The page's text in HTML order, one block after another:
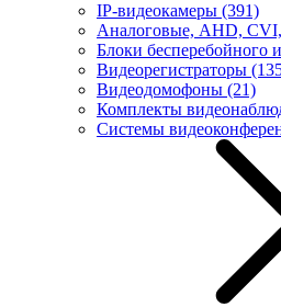
IP-видеокамеры (391)
Аналоговые, AHD,
Блоки бесперебойного
Видеорегистраторы
Видеодомофоны (21)
Комплекты
Системы